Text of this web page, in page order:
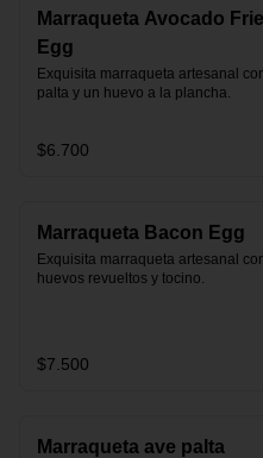
Marraqueta Avocado
Egg
Exquisita marraqueta artesanal
palta y un huevo a la plancha.
$6.700
Marraqueta Bacon Egg
Exquisita marraqueta artesanal
huevos revueltos y tocino.
$7.500
Marraqueta ave palta